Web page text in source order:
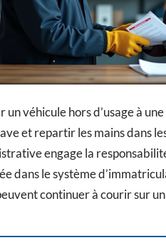
un véhicule hors d’usage à
et repartir les mains dans
engage la
dans le système
continuer à courir sur